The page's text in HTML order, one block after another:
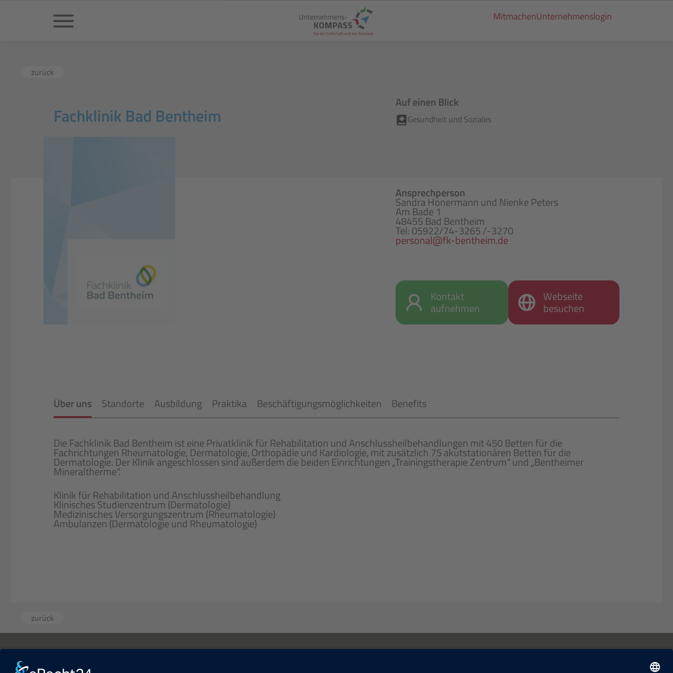
MitmachenUnternehmenslogin
zurück
Fachklinik Bad Bentheim
Auf einen Blick
Gesundheit und Soziales
Ansprechperson
Sandra Honermann und Nienke Peters
Am Bade 1
48455 Bad Bentheim
Tel: 05922/74-3265 /-3270
personal@fk-bentheim.de
Kontakt
aufnehmen
Webseite
besuchen
Über uns Standorte Ausbildung Praktika Beschäftigungsmöglichkeiten Benefits
Die Fachklinik Bad Bentheim ist eine Privatklinik für Rehabilitation und Anschlussheilbehandlungen mit 450 Betten für die
Fachrichtungen Rheumatologie, Dermatologie, Orthopädie und Kardiologie, mit zusätzlich 75 akutstationären Betten für die
Dermatologie. Der Klinik angeschlossen sind außerdem die beiden Einrichtungen „Trainingstherapie Zentrum“ und „Bentheimer
Mineraltherme“.
Klinik für Rehabilitation und Anschlussheilbehandlung
Klinisches Studienzentrum (Dermatologie)
Medizinisches Versorgungszentrum (Rheumatologie)
Ambulanzen (Dermatologie und Rheumatologie)
zurück